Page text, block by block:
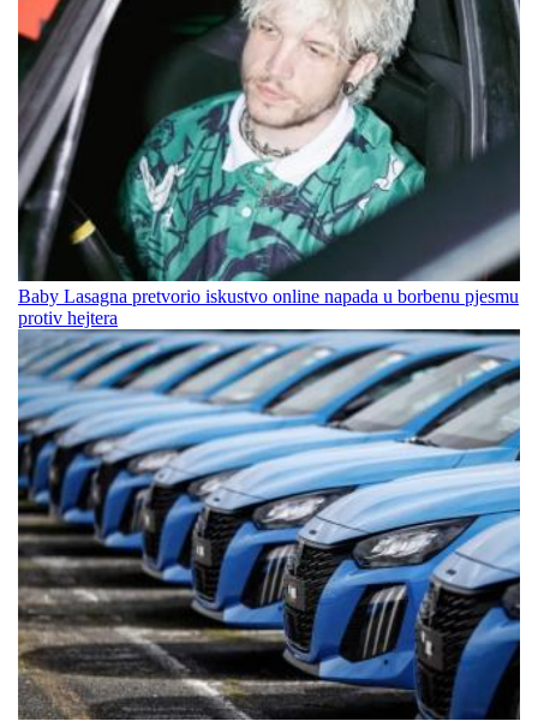
Baby Lasagna pretvorio iskustvo online napada u borbenu pjesmu
protiv hejtera